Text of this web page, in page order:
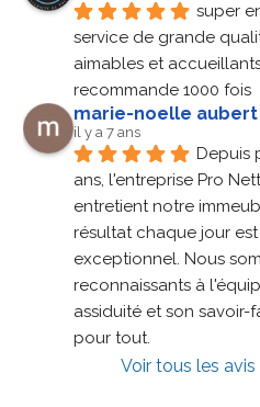
super
service de grande
aimables et
recommande 1000 fois
marie-noelle aubert
il y a 7 ans
Depuis
ans, l'entreprise Pro
entretient notre
résultat chaque jour est
exceptionnel. Nous
reconnaissants à
assiduité et son savoir-
pour tout.
Voir tous les avis